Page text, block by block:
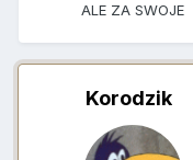
ALE ZA SWOJE
Korodzik